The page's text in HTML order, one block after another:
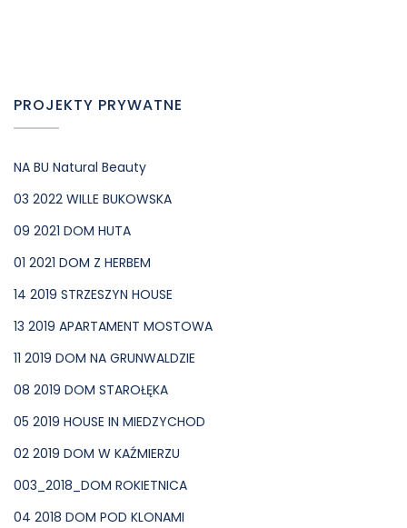
PROJEKTY PRYWATNE
NA BU Natural Beauty
03 2022 WILLE BUKOWSKA
09 2021 DOM HUTA
01 2021 DOM Z HERBEM
14 2019 STRZESZYN HOUSE
13 2019 APARTAMENT MOSTOWA
11 2019 DOM NA GRUNWALDZIE
08 2019 DOM STAROŁĘKA
05 2019 HOUSE IN MIEDZYCHOD
02 2019 DOM W KAŹMIERZU
003_2018_DOM ROKIETNICA
04 2018 DOM POD KLONAMI